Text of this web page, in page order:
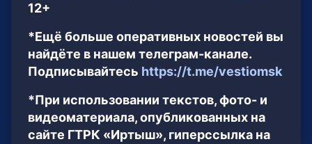
12+
*Ещё больше оперативных новостей вы
найдёте в нашем телеграм-канале.
Подписывайтесь https://t.me/vestiomsk
*При использовании текстов, фото- и
видеоматериала, опубликованных на
сайте ГТРК «Иртыш», гиперссылка на